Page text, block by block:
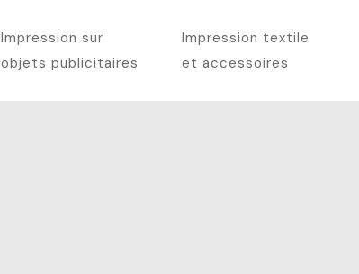
Impression sur
objets publicitaires
Impression textile
et accessoires